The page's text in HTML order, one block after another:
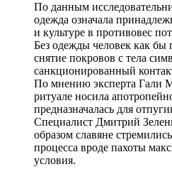
По данным
одежда означала
и культуре в противовес
Без одежды человек как бы
снятие покровов с тела
санкционированный
По мнению эксперта Гали
ритуале носила
предназначалась для
Специалист Дмитрий
образом славяне
процесса вроде пахоты
условия.